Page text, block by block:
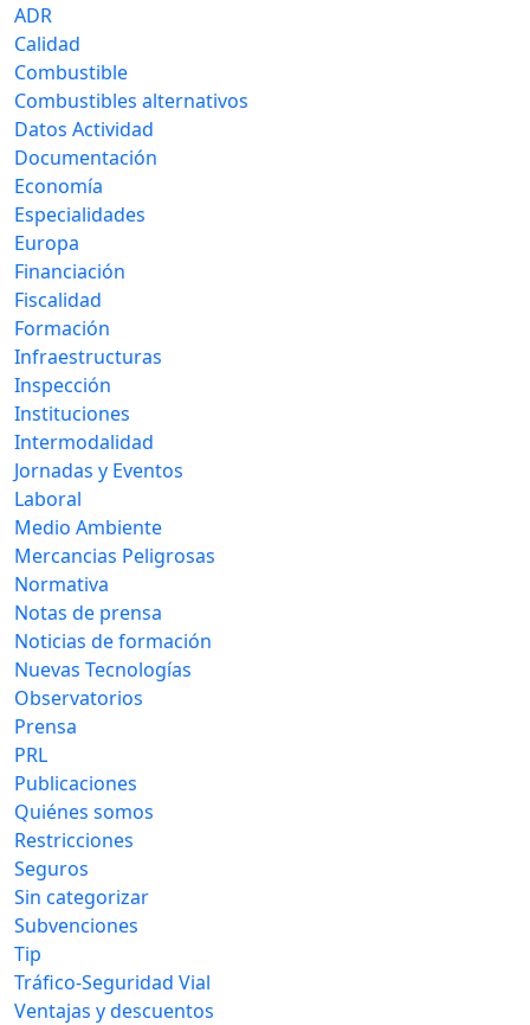
ADR
Calidad
Combustible
Combustibles alternativos
Datos Actividad
Documentación
Economía
Especialidades
Europa
Financiación
Fiscalidad
Formación
Infraestructuras
Inspección
Instituciones
Intermodalidad
Jornadas y Eventos
Laboral
Medio Ambiente
Mercancias Peligrosas
Normativa
Notas de prensa
Noticias de formación
Nuevas Tecnologías
Observatorios
Prensa
PRL
Publicaciones
Quiénes somos
Restricciones
Seguros
Sin categorizar
Subvenciones
Tip
Tráfico-Seguridad Vial
Ventajas y descuentos